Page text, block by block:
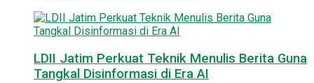
LDII Jatim Perkuat Teknik Menulis Berita Guna
Tangkal Disinformasi di Era AI